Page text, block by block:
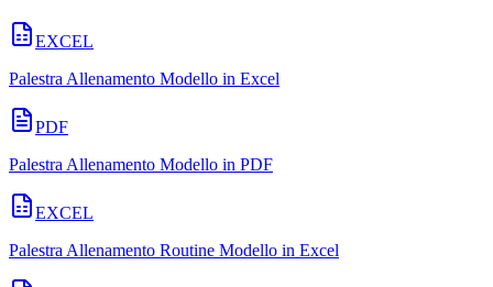
EXCEL
Palestra Allenamento Modello in Excel
PDF
Palestra Allenamento Modello in PDF
EXCEL
Palestra Allenamento Routine Modello in Excel